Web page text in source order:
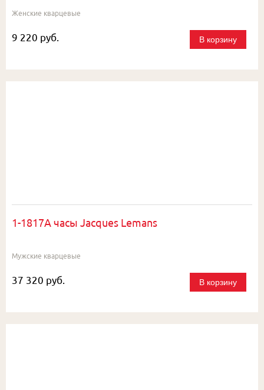
Женские кварцевые
9 220 руб. В корзину
1-1817A часы Jacques Lemans
Мужские кварцевые
37 320 руб. В корзину